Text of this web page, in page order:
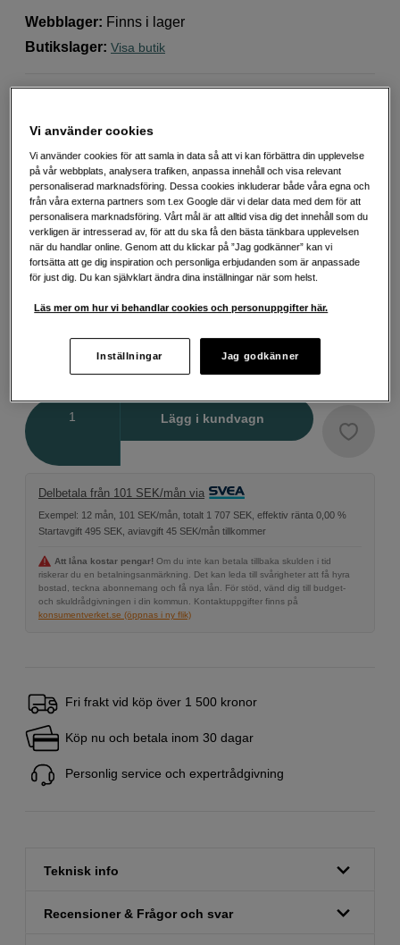
Webblager: Finns i lager
Butikslager: Visa butik
Cyan Gul Magenta
Svart
669 SEK
Lägg i kundvagn
Delbetala från 101 SEK/mån via
Exempel: 12 mån, 101 SEK/mån, totalt 1 707 SEK, effektiv ränta 0,00 %
Startavgift 495 SEK, aviavgift 45 SEK/mån tillkommer
Att låna kostar pengar! Om du inte kan betala tillbaka skulden i tid
riskerar du en betalningsanmärkning. Det kan leda till svårigheter att få hyra
bostad, teckna abonnemang och få nya lån. För stöd, vänd dig till budget-
och skuldrådgivningen i din kommun. Kontaktuppgifter finns på
konsumentverket.se (öppnas i ny flik)
Fri frakt vid köp över 1 500 kronor
Köp nu och betala inom 30 dagar
Personlig service och expertrådgivning
Teknisk info
Recensioner & Frågor och svar
Vi använder cookies
Vi använder cookies för att samla in data så att vi kan förbättra din upplevelse
på vår webbplats, analysera trafiken, anpassa innehåll och visa relevant
personaliserad marknadsföring. Dessa cookies inkluderar både våra egna och
från våra externa partners som t.ex Google där vi delar data med dem för att
personalisera marknadsföring. Vårt mål är att alltid visa dig det innehåll som du
verkligen är intresserad av, för att du ska få den bästa tänkbara upplevelsen
när du handlar online. Genom att du klickar på ”Jag godkänner” kan vi
fortsätta att ge dig inspiration och personliga erbjudanden som är anpassade
för just dig. Du kan självklart ändra dina inställningar när som helst.
Läs mer om hur vi behandlar cookies och personuppgifter här.
Inställningar Jag godkänner